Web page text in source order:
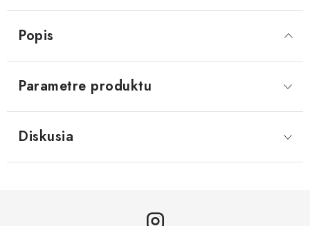
Popis
Parametre produktu
Diskusia